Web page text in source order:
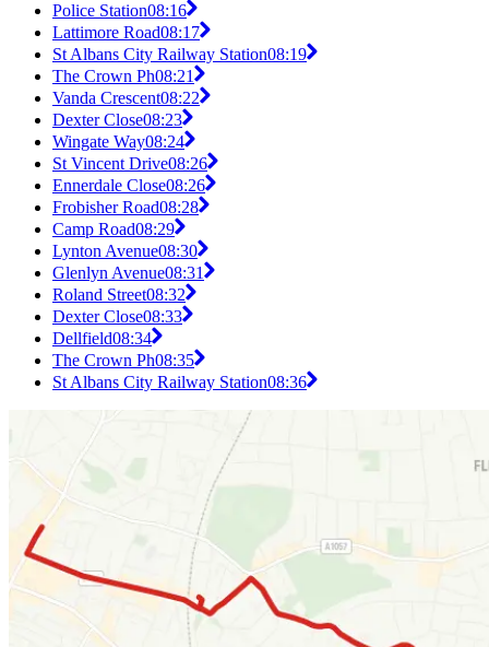
Police Station08:16
Lattimore Road08:17
St Albans City Railway Station08:19
The Crown Ph08:21
Vanda Crescent08:22
Dexter Close08:23
Wingate Way08:24
St Vincent Drive08:26
Ennerdale Close08:26
Frobisher Road08:28
Camp Road08:29
Lynton Avenue08:30
Glenlyn Avenue08:31
Roland Street08:32
Dexter Close08:33
Dellfield08:34
The Crown Ph08:35
St Albans City Railway Station08:36